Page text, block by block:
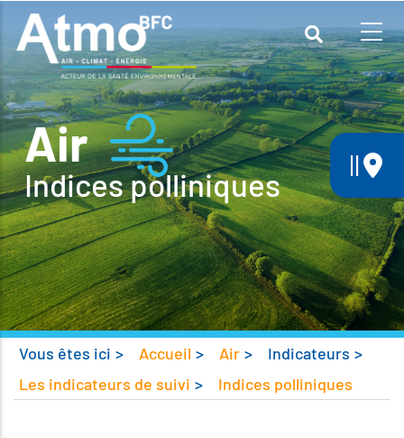
Aller
contenu
principal
Air
Indices polliniques
Vous êtes ici > Accueil > Air > Indicateurs >
Les indicateurs de suivi > Indices polliniques
||